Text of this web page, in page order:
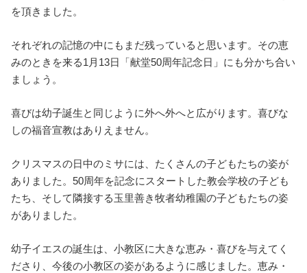
を頂きました。
それぞれの記憶の中にもまだ残っていると思います。その恵
みのときを来る1月13日「献堂50周年記念日」にも分かち合い
ましょう。
喜びは幼子誕生と同じように外へ外へと広がります。喜びな
しの福音宣教はありえません。
クリスマスの日中のミサには、たくさんの子どもたちの姿が
ありました。50周年を記念にスタートした教会学校の子ども
たち、そして隣接する玉里善き牧者幼稚園の子どもたちの姿
がありました。
幼子イエスの誕生は、小教区に大きな恵み・喜びを与えてく
ださり、今後の小教区の姿があるように感じました。恵み・